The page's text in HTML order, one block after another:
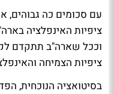
עם סכומים כה גבוהים,
ציפיות האינפלציה
וככל שארה"ב תתקדם
ציפיות הצמיחה